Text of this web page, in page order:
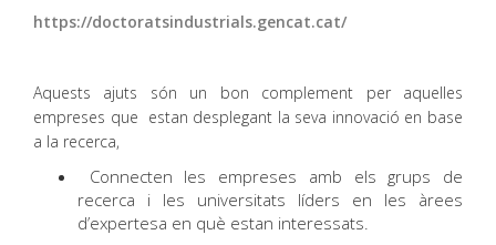
https://doctoratsindustrials.gencat.cat/
Aquests ajuts són un bon complement per aquelles
empreses que estan desplegant la seva innovació en base
a la recerca,
Connecten les empreses amb els grups de
recerca i les universitats líders en les àrees
d’expertesa en què estan interessats.